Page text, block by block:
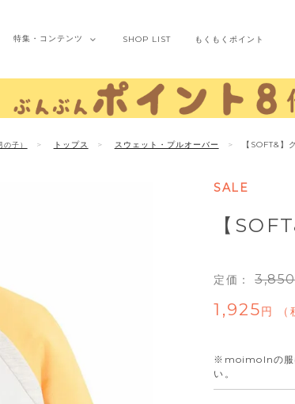
特集・ コンテンツ SHOP LIST もくもくポイント
の子） トップス スウェット・プルオーバー 【SOFT&】
SALE
【
定価：
1,925
※moimolnの服
い。